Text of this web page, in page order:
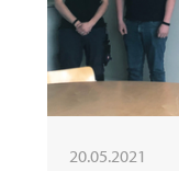
20.05.2021